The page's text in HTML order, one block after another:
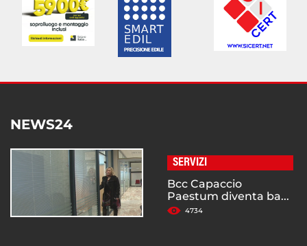
NEWS24
SERVIZI
Bcc Capaccio
Paestum diventa ba...
4734